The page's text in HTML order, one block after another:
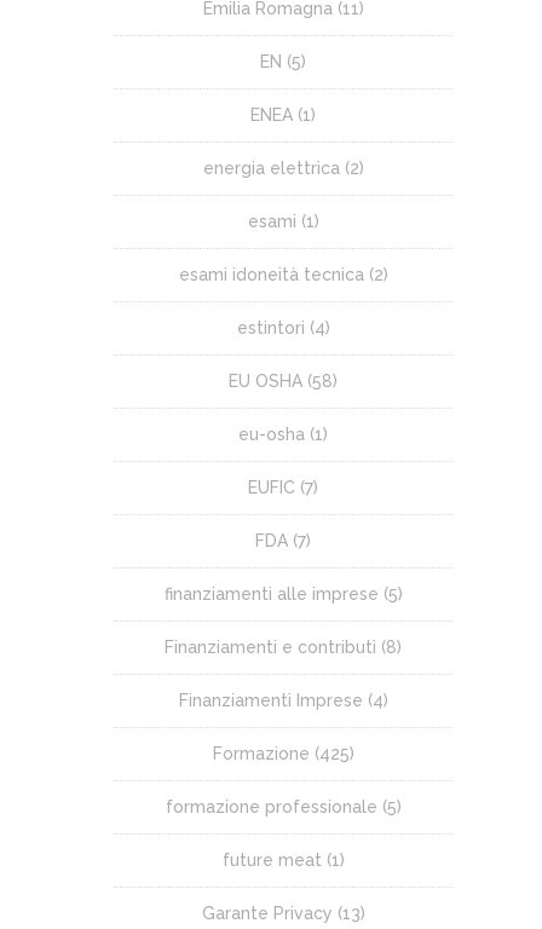
Emilia Romagna (11)
EN (5)
ENEA (1)
energia elettrica (2)
esami (1)
esami idoneità tecnica (2)
estintori (4)
EU OSHA (58)
eu-osha (1)
EUFIC (7)
FDA (7)
finanziamenti alle imprese (5)
Finanziamenti e contributi (8)
Finanziamenti Imprese (4)
Formazione (425)
formazione professionale (5)
future meat (1)
Garante Privacy (13)